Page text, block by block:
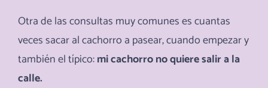
Otra de las consultas muy comunes es cuantas
veces sacar al cachorro a pasear, cuando empezar y
también el típico:mi cachorro no quiere salir a la
calle.